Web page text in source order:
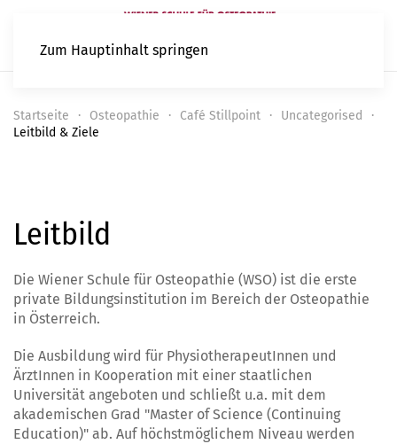
Zum Hauptinhalt springen
Startseite Osteopathie Café Stillpoint
Uncategorised
Leitbild & Ziele
Leitbild
Die Wiener Schule für Osteopathie (WSO) ist die erste
private Bildungsinstitution im Bereich der Osteopathie
in Österreich.
Die Ausbildung wird für PhysiotherapeutInnen und
ÄrztInnen in Kooperation mit einer staatlichen
Universität angeboten und schließt u.a. mit dem
akademischen Grad "Master of Science (Continuing
Education)" ab. Auf höchstmöglichem Niveau werden